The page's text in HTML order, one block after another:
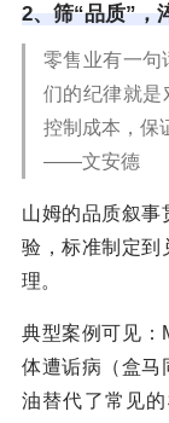
2、筛“品质”，
零售业有一句
们的纪律就是
控制成本，保
——文安德
山姆的品质叙事
验，标准制定到
理。
典型案例可见：
体遭诟病（盒马
油替代了常见